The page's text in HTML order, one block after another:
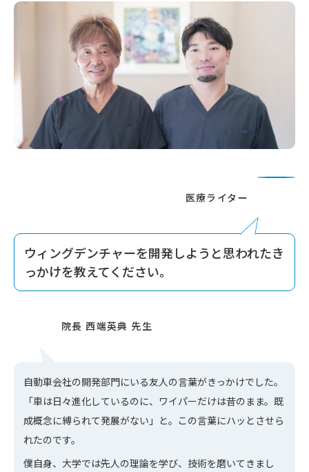
ウィングデンチャーを開発しようと思われたき
っかけを教えてください。
自動車会社の開発部門にいる友人の言葉がきっかけでした。
「車は日々進化しているのに、ワイパーだけは昔のまま。既
成概念に縛られて発展がない」と。この言葉にハッとさせら
れたのです。
僕自身、大学では先人の理論を学び、技術を磨いてきまし